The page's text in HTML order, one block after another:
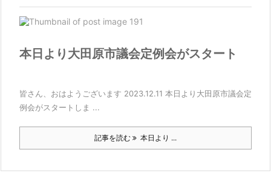
本日より大田原市議会定例会がスタート
皆さん、おはようございます 2023.12.11 本日より大田原市議会定
例会がスタートしま ...
記事を読む 本日より ...